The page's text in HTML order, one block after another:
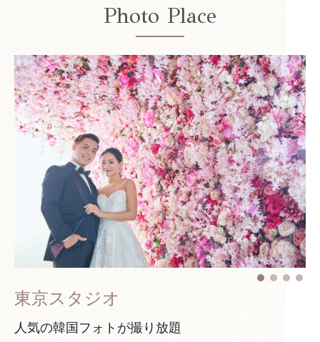
Photo Place
東京スタジオ
人気の韓国フォトが撮り放題